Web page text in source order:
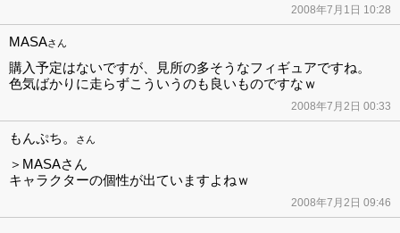
2008年7月1日 10:28
MASAさん
購入予定はないですが、見所の多そうなフィギュアですね。
色気ばかりに走らずこういうのも良いものですなｗ
2008年7月2日 00:33
もんぷち。 さん
＞MASAさん
キャラクターの個性が出ていますよねｗ
2008年7月2日 09:46